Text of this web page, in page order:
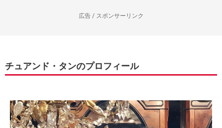
広告 / スポンサーリンク